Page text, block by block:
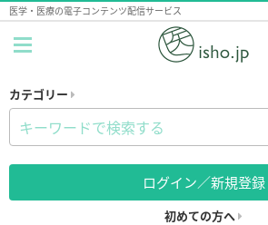
医学・医療の電子コンテンツ配信サービス
カテゴリー
ログイン／新規登録
初めての方へ